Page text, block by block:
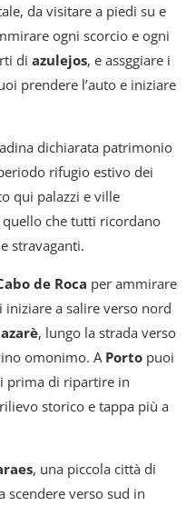
da visitare a piedi su e
ogni scorcio e ogni
di azulejos, e assggiare i
prendere l’auto e iniziare
dichiarata patrimonio
rifugio estivo dei
qui palazzi e ville
quello che tutti ricordano
stravaganti.
de Roca per ammirare
a salire verso nord
, lungo la strada verso
omonimo. A Porto puoi
prima di ripartire in
storico e tappa più a
, una piccola città di
scendere verso sud in